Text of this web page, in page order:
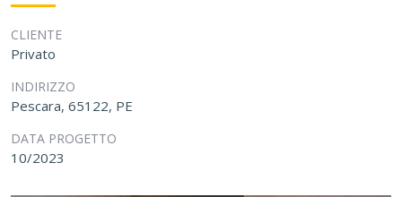
CLIENTE
Privato
INDIRIZZO
Pescara, 65122, PE
DATA PROGETTO
10/2023